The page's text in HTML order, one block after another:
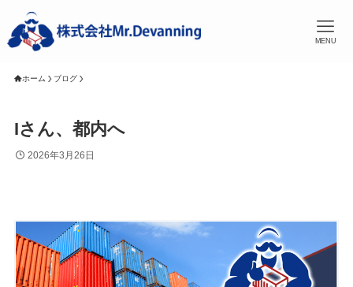
MENU
ホーム ブログ
Iさん、都内へ
2026年3月26日